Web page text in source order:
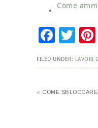
Come
FILED UNDER: LAVORI
« COME